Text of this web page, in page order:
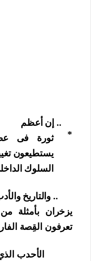
*
.. إن أعظم
ثورة فى
يستطيعون
السلوك
.. والتاريخ
يزخران بأمثلة
تعرفون القِصة
الأحدب